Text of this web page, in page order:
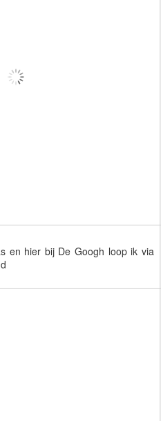
en hier bij De Googh loop ik via